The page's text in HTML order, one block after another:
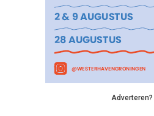
Adverteren?